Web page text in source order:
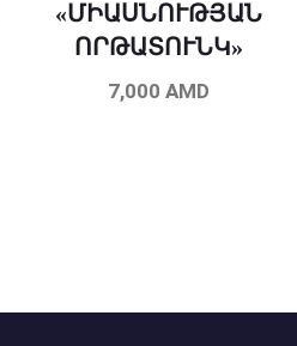
«ՄԻԱՍՆՈՒԹՅԱՆ
ՈՐԹԱՏՈՒՆԿ»
7,000AMD